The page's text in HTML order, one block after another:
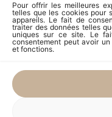
Pour offrir les meilleures
telles que les cookies pour
appareils. Le fait de
traiter des données telles
uniques sur ce site. Le
consentement peut avoir
et fonctions.
Articles zéro déchet
Fleurs séchées
Lampes
Meubles
Objets
Univers de l'enfant
Vaisselle